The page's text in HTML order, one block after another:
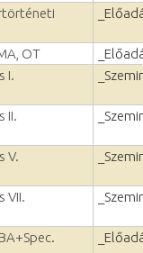
OT
I.
II.
V.
VII.